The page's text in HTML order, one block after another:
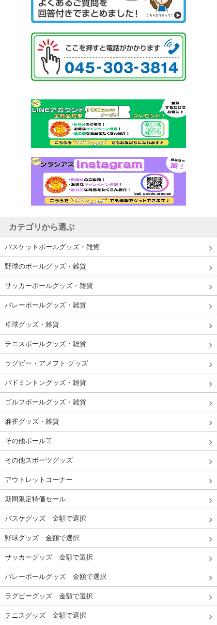
カテゴリから選ぶ
バスケットボールグッズ・雑貨
野球のボールグッズ・雑貨
サッカーボールグッズ・雑貨
バレーボールグッズ・雑貨
卓球グッズ・雑貨
テニスボールグッズ・雑貨
ラグビー・アメフト グッズ
バドミントングッズ・雑貨
ゴルフボールグッズ・雑貨
麻雀グッズ・雑貨
その他ボール等
その他スポーツグッズ
アウトレットコーナー
期間限定特価セール
バスケグッズ 金額で選択
野球グッズ 金額で選択
サッカーグッズ 金額で選択
バレーボールグッズ 金額で選択
ラグビーグッズ 金額で選択
テニスグッズ 金額で選択